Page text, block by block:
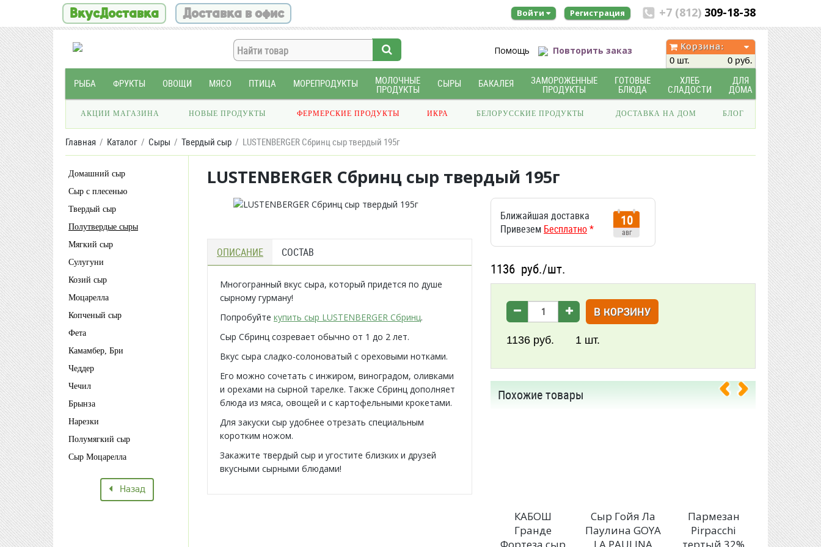
ВкусДоставка Доставка в офис +7 (812) 309-18-38
Войти Регистрация
Помощь Повторить заказ
Корзина:
0 шт.
0 руб.
РЫБА ФРУКТЫ ОВОЩИ МЯСО ПТИЦА МОРЕПРОДУКТЫ МОЛОЧНЫЕ
ПРОДУКТЫ
СЫРЫ БАКАЛЕЯ ЗАМОРОЖЕННЫЕ
ПРОДУКТЫ
ГОТОВЫЕ
БЛЮДА
ХЛЕБ
СЛАДОСТИ
ДЛЯ
ДОМА
АКЦИИ МАГАЗИНА НОВЫЕ ПРОДУКТЫ ФЕРМЕРСКИЕ ПРОДУКТЫ ИКРА БЕЛОРУССКИЕ ПРОДУКТЫ ДОСТАВКА НА ДОМ БЛОГ
Главная Каталог Сыры Твердый сыр LUSTENBERGER Сбринц сыр твердый 195г
Домашний сыр
Сыр с плесенью
Твердый сыр
Полутвердые сыры
Мягкий сыр
Сулугуни
Козий сыр
Моцарелла
Копченый сыр
Фета
Камамбер, Бри
Чеддер
Чечил
Брынза
Нарезки
Полумягкий сыр
Сыр Моцарелла
Назад
LUSTENBERGER Сбринц сыр твердый 195г
ОПИСАНИЕ СОСТАВ
Многогранный вкус сыра, который придется по душе
сырному гурману!
Попробуйте купить сыр LUSTENBERGER Сбринц.
Сыр Сбринц созревает обычно от 1 до 2 лет.
Вкус сыра сладко-солоноватый с ореховыми нотками.
Его можно сочетать с инжиром, виноградом, оливками
и орехами на сырной тарелке. Также Сбринц дополняет
блюда из мяса, овощей и с картофельными крокетами.
Для закуски сыр удобнее отрезать специальным
коротким ножом.
Закажите твердый сыр и угостите близких и друзей
вкусными сырными блюдами!
Ближайшая доставка
Привезем Бесплатно*
10
авг
1136 руб./шт.
В КОРЗИНУ
1136 руб. 1 шт.
Похожие товары
КАБОШ
Гранде
Сыр Гойя Ла
Паулина GOYA
Пармезан
Pirpacchi
Сыр